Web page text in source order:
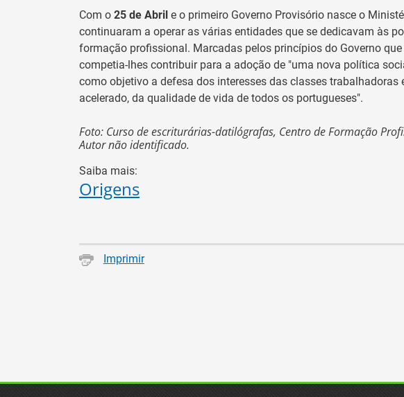
Com o 25 de Abril e o primeiro Governo Provisório nasce o
continuaram a operar as várias entidades que se dedicavam às
formação profissional. Marcadas pelos princípios do Governo
competia-lhes contribuir para a adoção de "uma nova política
como objetivo a defesa dos interesses das classes trabalhadoras
acelerado, da qualidade de vida de todos os portugueses".
Foto: Curso de escriturárias-datilógrafas, Centro de Formação
Autor não identificado.
Saiba mais:
Origens
Imprimir